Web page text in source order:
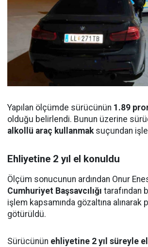
Yapılan ölçümde sürücünün 1.89
olduğu belirlendi. Bunun üzerine
alkollü araç kullanmaksuçundan
Ehliyetine 2 yıl el konuldu
Ölçüm sonucunun ardından Onur
Cumhuriyet Başsavcılığı tarafından
işlem kapsamında gözaltına
götürüldü.
Sürücünün ehliyetine 2 yıl süreyle